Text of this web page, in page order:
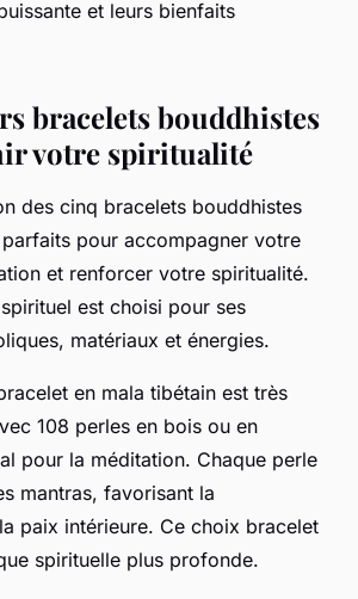
et leurs bienfaits
bracelets bouddhistes
votre spiritualité
des cinq bracelets bouddhistes
pour accompagner votre
et renforcer votre spiritualité.
est choisi pour ses
matériaux et énergies.
en mala tibétain est très
108 perles en bois ou en
pour la méditation. Chaque perle
mantras, favorisant la
paix intérieure. Ce choix bracelet
spirituelle plus profonde.